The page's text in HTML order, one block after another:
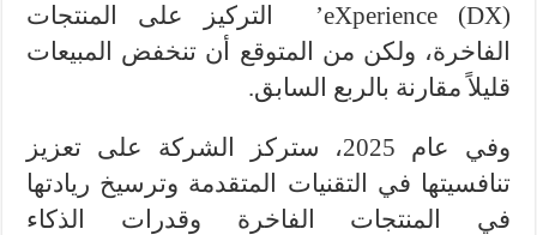
eXperience (DX)’ التركيز على المنتجات
الفاخرة، ولكن من المتوقع أن تنخفض المبيعات
قليلاً مقارنة بالربع السابق.
وفي عام 2025، ستركز الشركة على تعزيز
تنافسيتها في التقنيات المتقدمة وترسيخ ريادتها
في المنتجات الفاخرة وقدرات الذكاء